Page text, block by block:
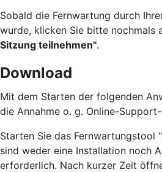
Sobald die Fernwartung durch
wurde, klicken Sie bitte nochmals
Sitzung teilnehmen".
Download
Mit dem Starten der folgenden
die Annahme o. g. Online-
Starten Sie das Fernwartungstool
sind weder eine Installation noch
erforderlich. Nach kurzer Zeit